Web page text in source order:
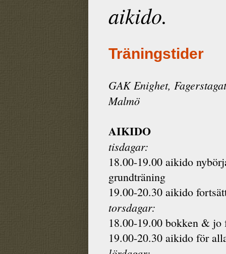
aikido.
Träningstider
GAK Enighet,
Malmö
AIKIDO
tisdagar:
18.00-19.00 aikido
grundträning
19.00-20.30 aikido
torsdagar:
18.00-19.00 bokken & jo
19.00-20.30 aikido för